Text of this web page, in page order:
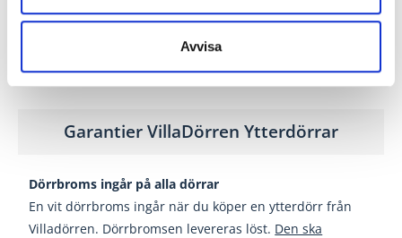
Avvisa
borr.
Garantier VillaDörren Ytterdörrar
Dörrbroms ingår på alla dörrar
En vit dörrbroms ingår när du köper en ytterdörr från
Villadörren. Dörrbromsen levereras löst. Den ska